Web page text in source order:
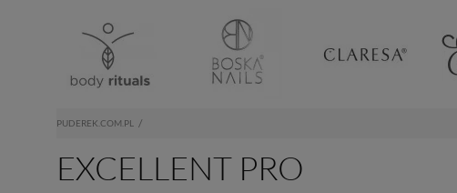
PUDEREK.COM.PL
EXCELLENT PRO